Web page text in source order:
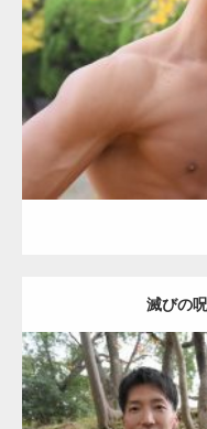
Category:公園のマッチョ
ダウンロード
滅びの
【
ギネ
【TV
ラス